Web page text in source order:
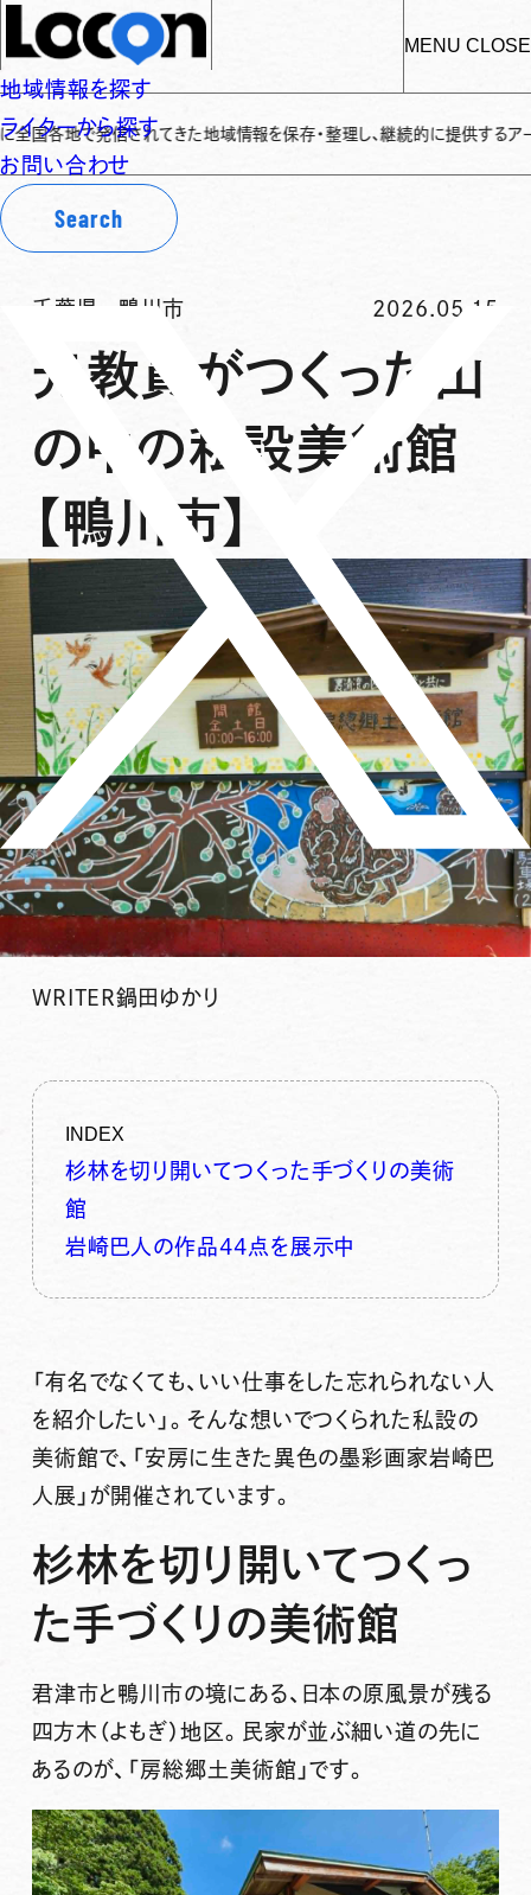
MENU CLOSE
地域情報を探す
ライターから探す
お問い合わせ
Search
地で発信されてきた地域情報を保存・整理し、継続的に提供するアーカイブ
千葉県 鴨川市 2026.05.15
元教員がつくった山
の中の私設美術館
【鴨川市】
WRITER鍋田ゆかり
INDEX
杉林を切り開いてつくった手づくりの美術
館
岩崎巴人の作品44点を展示中
「有名でなくても、いい仕事をした忘れられない人
を紹介したい」。そんな想いでつくられた私設の
美術館で、「安房に生きた異色の墨彩画家岩崎巴
人展」が開催されています。
杉林を切り開いてつくっ
た手づくりの美術館
君津市と鴨川市の境にある、日本の原風景が残る
四方木（よもぎ）地区。民家が並ぶ細い道の先に
あるのが、「房総郷土美術館」です。